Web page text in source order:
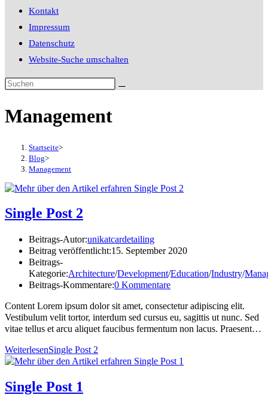
Kontakt
Impressum
Datenschutz
Website-Suche umschalten
Management
Startseite>
Blog>
Management
Single Post 2
Beitrags-Autor:unikatcardetailing
Beitrag veröffentlicht:15. September 2020
Beitrags-
Kategorie:Architecture/Development/Education/Industry/
Beitrags-Kommentare:0 Kommentare
Content Lorem ipsum dolor sit amet, consectetur adipiscing elit.
Vestibulum velit tortor, interdum sed cursus eu, sagittis ut nunc. Sed
vitae tellus et arcu aliquet faucibus fermentum non lacus. Praesent…
WeiterlesenSingle Post 2
Single Post 1